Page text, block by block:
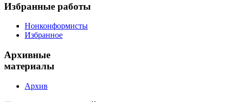
Избранные работы
Нонконформисты
Избранное
Архивные
материалы
Архив